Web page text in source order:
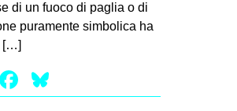
di un fuoco di paglia o di
puramente simbolica ha
[…]
Mastodon
Facebook